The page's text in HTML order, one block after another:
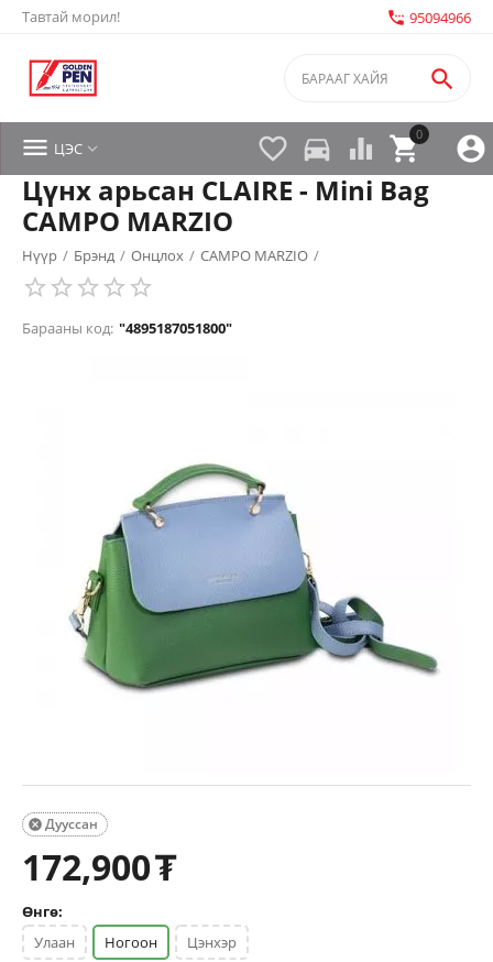
Тавтай морил! settings_phone 95094966


0

 directions_car 
 ЦЭС 
Цүнх арьсан CLAIRE - Mini Bag
CAMPO MARZIO
Нүүр / Брэнд / Онцлох / CAMPO MARZIO /
Барааны код: "4895187051800"
Дууссан

172,900₮
Өнгө:
Улаан
Ногоон Цэнхэр